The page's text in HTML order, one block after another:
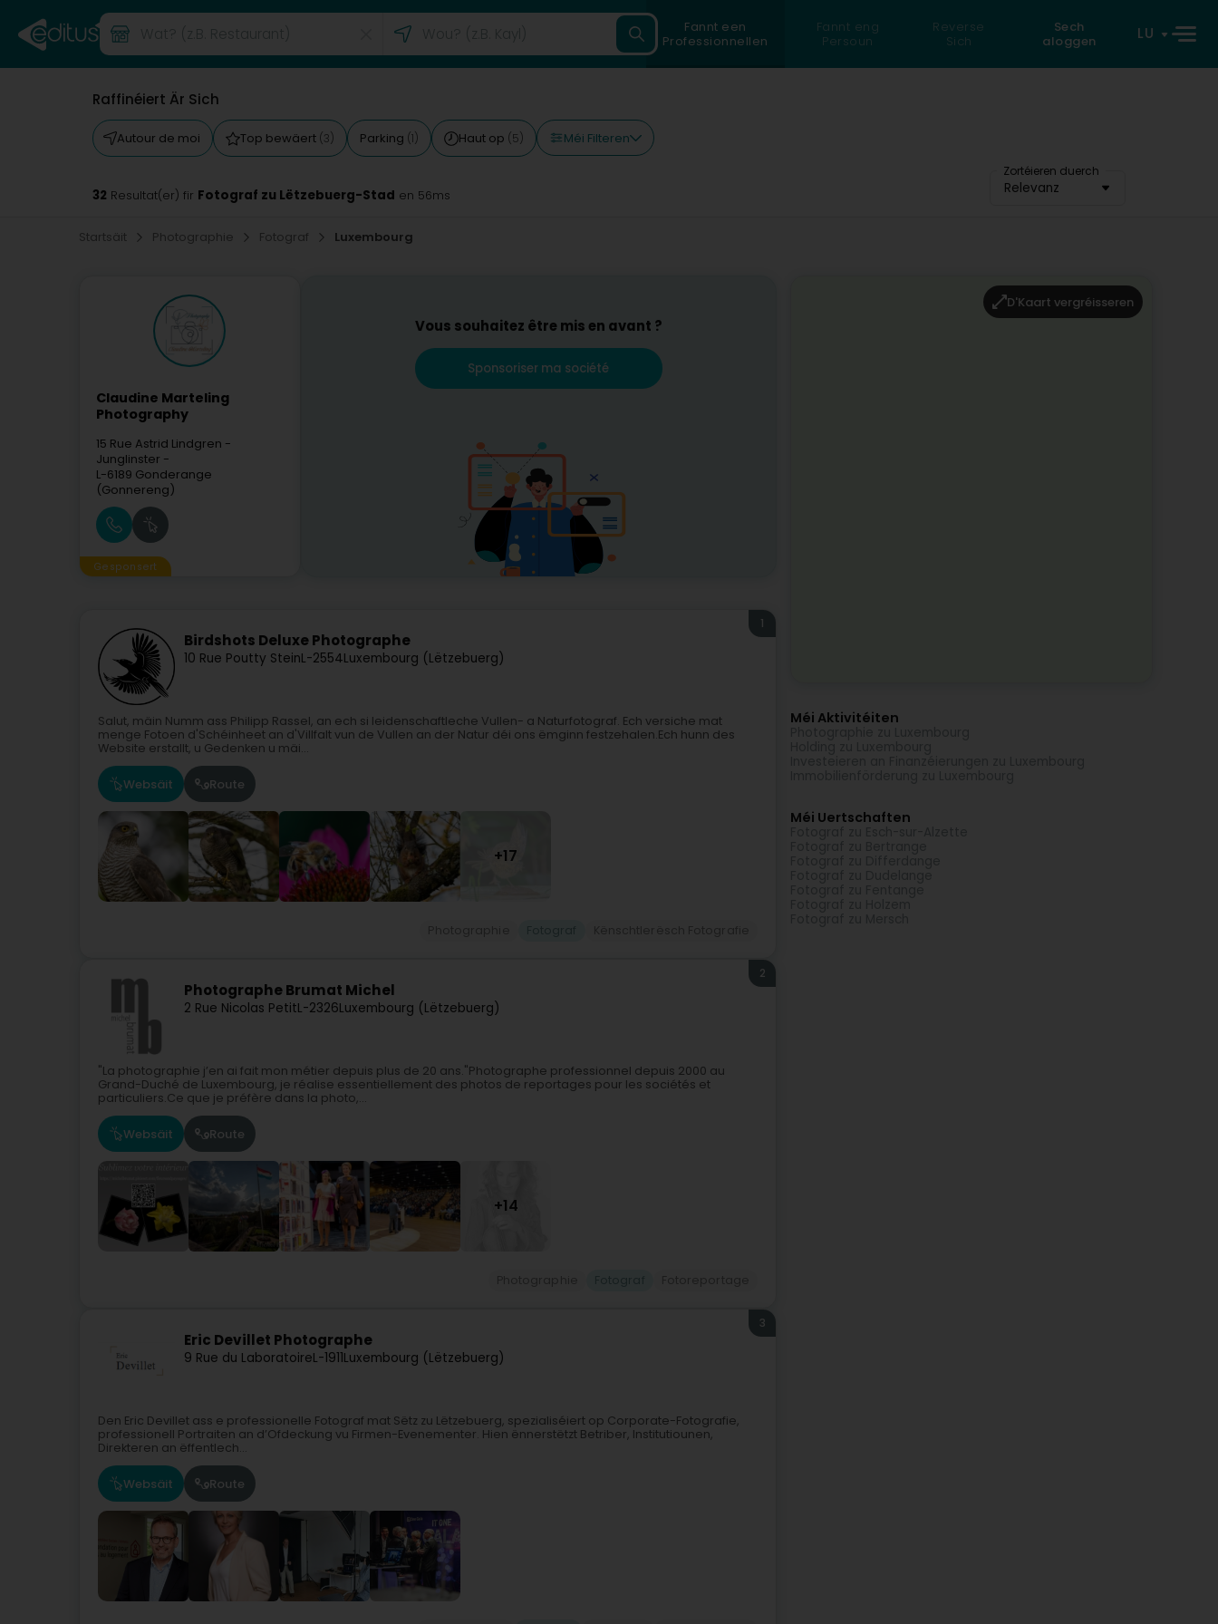
Fannt een
Professionnellen
Fannt eng
Persoun
Reverse
Sich
Sech
aloggen
LU
Raffinéiert Är Sich
Autour de moi Top bewäert (3) Parking (1) Haut op (5) Méi Filteren
Zortéieren duerch
Relevanz
32 Resultat(er) fir Fotograf zu Lëtzebuerg-Stad en 56ms
Startsäit Photographie Fotograf Luxembourg
Claudine Marteling
Photography
15 Rue Astrid Lindgren -
Junglinster -
L-6189 Gonderange
(Gonnereng)
Gesponsert
Vous souhaitez être mis en avant ?
Sponsoriser ma société
Birdshots Deluxe Photographe
10 Rue Poutty SteinL-2554Luxembourg (Lëtzebuerg)
1
Salut, mäin Numm ass Philipp Rassel, an ech si leidenschaftleche Vullen- a Naturfotograf. Ech versiche mat
menge Fotoen d'Schéinheet an d'Villfalt vun de Vullen an der Natur déi ons ëmginn festzehalen.Ech hunn des
Website erstallt, u Gedenken u mäi...
Websäit Route
+17
Photographe Brumat Michel
2 Rue Nicolas PetitL-2326Luxembourg (Lëtzebuerg)
2
"La photographie j’en ai fait mon métier depuis plus de 20 ans."Photographe professionnel depuis 2000 au
Grand-Duché de Luxembourg, je réalise essentiellement des photos de reportages pour les sociétés et
particuliers.Ce que je préfère dans la photo,...
Websäit Route
+14
Eric Devillet Photographe
9 Rue du LaboratoireL-1911Luxembourg (Lëtzebuerg)
3
Den Eric Devillet ass e professionelle Fotograf mat Sëtz zu Lëtzebuerg, spezialiséiert op Corporate-Fotografie,
professionell Portraiten an d’Ofdeckung vu Firmen-Evenementer. Hien ënnerstëtzt Betriber, Institutiounen,
Direkteren an ëffentlech...
Websäit Route
D'Kaart vergréisseren
Méi Aktivitéiten
Méi Uertschaften